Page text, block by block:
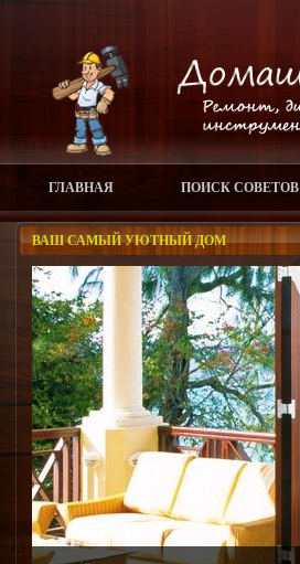
ГЛАВНАЯ ПОИСК СОВЕТОВ
ВАШ САМЫЙ УЮТНЫЙ ДОМ